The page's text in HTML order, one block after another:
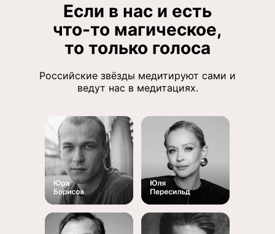
Если в нас и есть
что-то магическое,
то только голоса
Российские звёзды медитируют сами и
ведут нас в медитациях.